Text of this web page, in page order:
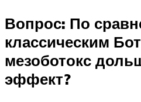
Вопрос: По
классическим
мезоботокс
эффект?